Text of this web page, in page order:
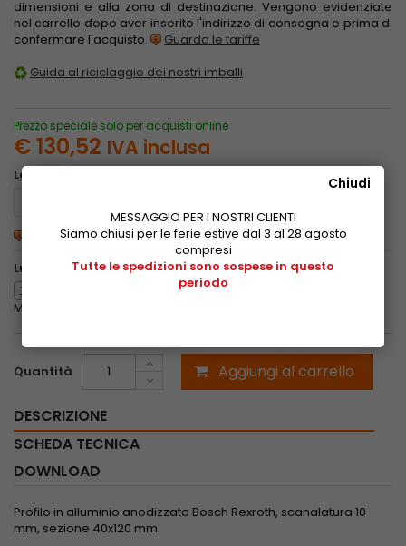
Chiudi
MESSAGGIO PER I NOSTRI CLIENTI
Siamo chiusi per le ferie estive dal 3 al 28 agosto
compresi
Tutte le spedizioni sono sospese in questo
periodo
dimensioni e alla zona di destinazione. Vengono evidenziate
nel carrello dopo aver inserito l'indirizzo di consegna e prima di
confermare l'acquisto.
Guarda le tariffe
Guida al riciclaggio dei nostri imballi
Prezzo speciale solo per acquisti online
€ 130,52 IVA inclusa
Lato sinistro
La precisione sul taglio è di +/- 0,1 mm
Lunghezza
Minimo: 50 -
Quantità Aggiungi al carrello
DESCRIZIONE
SCHEDA TECNICA
DOWNLOAD
Profilo in alluminio anodizzato Bosch Rexroth, scanalatura 10
mm, sezione 40x120 mm.